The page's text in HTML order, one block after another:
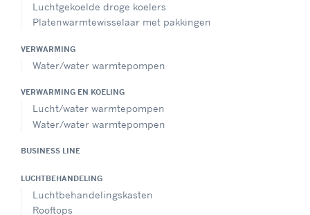
Luchtgekoelde droge koelers
Platenwarmtewisselaar met pakkingen
VERWARMING
Water/water warmtepompen
VERWARMING EN KOELING
Lucht/water warmtepompen
Water/water warmtepompen
BUSINESS LINE
LUCHTBEHANDELING
Luchtbehandelingskasten
Rooftops